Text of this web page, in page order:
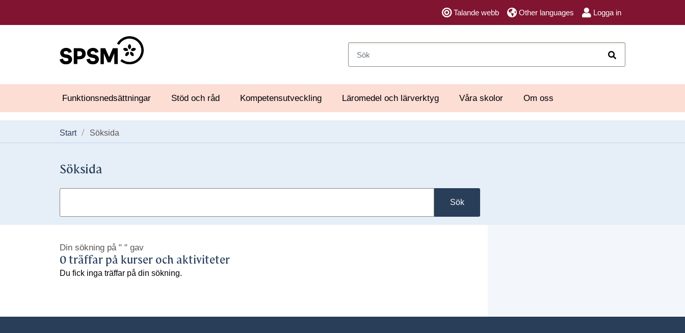
Talande webb Other languages Logga in
Funktionsnedsättningar Stöd och råd Kompetensutveckling Läromedel och lärverktyg Våra skolor Om oss
Start Söksida
Söksida
Sök
Din sökning på " " gav
0 träffar på kurser och aktiviteter
Du fick inga träffar på din sökning.